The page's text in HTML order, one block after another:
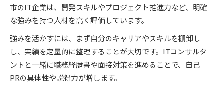
市のIT企業は、開発スキルやプロジェクト推進力など、明確
な強みを持つ人材を高く評価しています。
強みを活かすには、まず自分のキャリアやスキルを棚卸し
し、実績を定量的に整理することが大切です。ITコンサルタ
ントと一緒に職務経歴書や面接対策を進めることで、自己
PRの具体性や説得力が増します。